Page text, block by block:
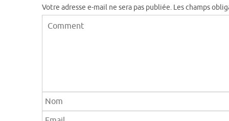
Votre adresse e-mail ne sera pas publiée. Les champs